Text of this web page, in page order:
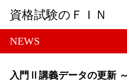
資格試験のＦＩＮ
NEWS
入門Ⅱ講義データの更新